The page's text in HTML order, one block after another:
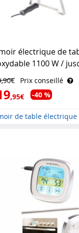
électrique de
1100 W /
& Söhne
Prix conseillé
,95€ -40 %
de table électrique